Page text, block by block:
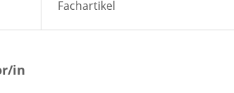
Fachartikel
in